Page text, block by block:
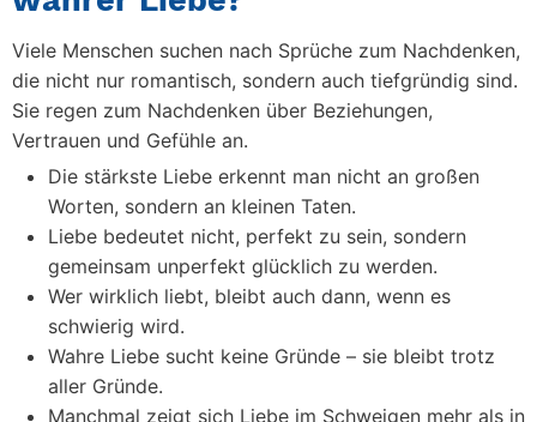
Viele Menschen suchen nach Sprüche zum Nachdenken,
die nicht nur romantisch, sondern auch tiefgründig sind.
Sie regen zum Nachdenken über Beziehungen,
Vertrauen und Gefühle an.
Die stärkste Liebe erkennt man nicht an großen
Worten, sondern an kleinen Taten.
Liebe bedeutet nicht, perfekt zu sein, sondern
gemeinsam unperfekt glücklich zu werden.
Wer wirklich liebt, bleibt auch dann, wenn es
schwierig wird.
Wahre Liebe sucht keine Gründe – sie bleibt trotz
aller Gründe.
Manchmal zeigt sich Liebe im Schweigen mehr als in